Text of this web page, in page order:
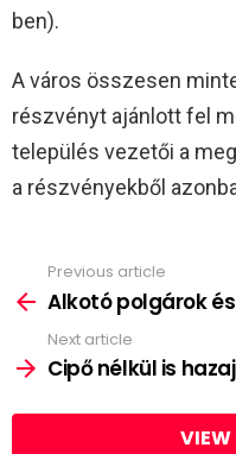
ben).
A város összesen
részvényt ajánlott fel
település vezetői a
a részvényekből
more
Previous article
Alkotó polgárok
Next article
Cipő nélkül is
VIEW